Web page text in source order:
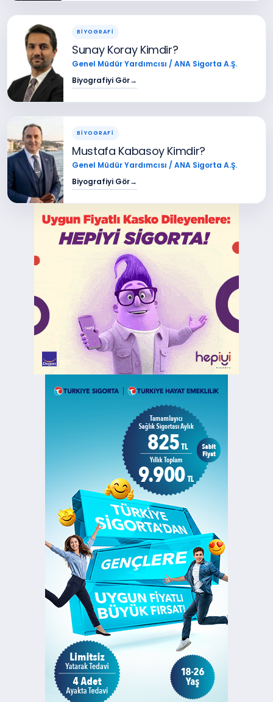
BİYOGRAFİ
Sunay Koray Kimdir?
Genel Müdür Yardımcısı / ANA Sigorta A.Ş.
Biyografiyi Gör→
BİYOGRAFİ
Mustafa Kabasoy Kimdir?
Genel Müdür Yardımcısı / ANA Sigorta A.Ş.
Biyografiyi Gör→